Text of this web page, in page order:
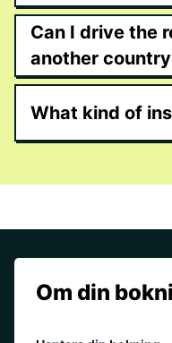
Can I drive the
another
What kind of
Om din